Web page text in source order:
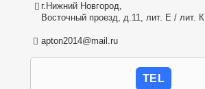
г.Нижний Новгород,
Восточный проезд, д.11, лит. Е / лит. К
apton2014@mail.ru
TEL